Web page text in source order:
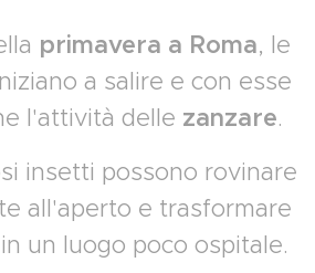
primavera a Roma, le
a salire e con esse
l'attività delle zanzare.
insetti possono rovinare
all'aperto e trasformare
un luogo poco ospitale.